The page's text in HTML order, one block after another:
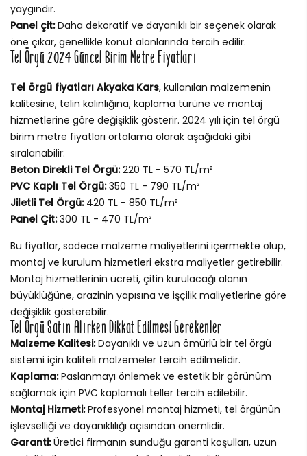
yaygındır.
Panel çit:Daha dekoratif ve dayanıklı bir seçenek olarak
öne çıkar, genellikle konut alanlarında tercih edilir.
Tel Örgü 2024 Güncel Birim Metre Fiyatları
Tel örgü fiyatları Akyaka Kars, kullanılan malzemenin
kalitesine, telin kalınlığına, kaplama türüne ve montaj
hizmetlerine göre değişiklik gösterir. 2024 yılı için tel örgü
birim metre fiyatları ortalama olarak aşağıdaki gibi
sıralanabilir:
Beton Direkli Tel Örgü:220 TL - 570 TL/m²
PVC Kaplı Tel Örgü:350 TL - 790 TL/m²
Jiletli Tel Örgü:420 TL - 850 TL/m²
Panel Çit:300 TL - 470 TL/m²
Bu fiyatlar, sadece malzeme maliyetlerini içermekte olup,
montaj ve kurulum hizmetleri ekstra maliyetler getirebilir.
Montaj hizmetlerinin ücreti, çitin kurulacağı alanın
büyüklüğüne, arazinin yapısına ve işçilik maliyetlerine göre
değişiklik gösterebilir.
Tel Örgü Satın Alırken Dikkat Edilmesi Gerekenler
Malzeme Kalitesi:Dayanıklı ve uzun ömürlü bir tel örgü
sistemi için kaliteli malzemeler tercih edilmelidir.
Kaplama:Paslanmayı önlemek ve estetik bir görünüm
sağlamak için PVC kaplamalı teller tercih edilebilir.
Montaj Hizmeti:Profesyonel montaj hizmeti, tel örgünün
işlevselliği ve dayanıklılığı açısından önemlidir.
Garanti:Üretici firmanın sunduğu garanti koşulları, uzun